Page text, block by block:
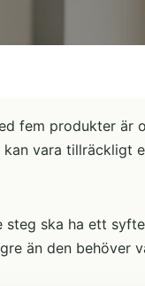
fem produkter
kan vara
steg ska ha ett
än den behöver